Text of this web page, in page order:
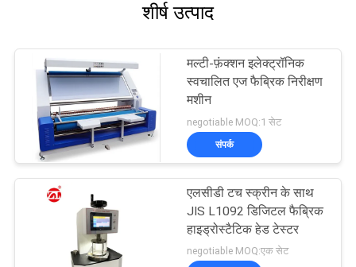
शीर्ष उत्पाद
मल्टी-फ़ंक्शन इलेक्ट्रॉनिक
स्वचालित एज फैब्रिक निरीक्षण
मशीन
negotiable MOQ:1 सेट
संपर्क
एलसीडी टच स्क्रीन के साथ
JIS L1092 डिजिटल फैब्रिक
हाइड्रोस्टैटिक हेड टेस्टर
negotiable MOQ:एक सेट